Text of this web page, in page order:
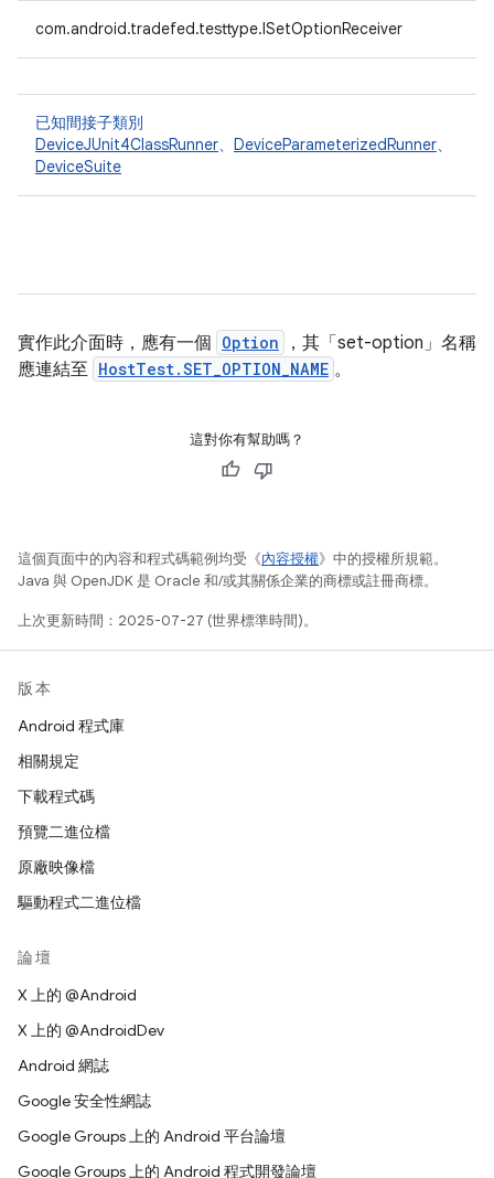
com.android.tradefed.testtype.ISetOptionReceiver
已知間接子類別
DeviceJUnit4ClassRunner、 DeviceParameterizedRunner、
DeviceSuite
實作此介面時，應有一個 Option
，其「set-option」名稱
應連結至 HostTest.SET_OPTION_NAME 。
這對你有幫助嗎？
這個頁面中的內容和程式碼範例均受《內容授權》中的授權所規範。
Java 與 OpenJDK 是 Oracle 和/或其關係企業的商標或註冊商標。
上次更新時間：2025-07-27 (世界標準時間)。
版本
Android 程式庫
相關規定
下載程式碼
預覽二進位檔
原廠映像檔
驅動程式二進位檔
論壇
X 上的 @Android
X 上的 @AndroidDev
Android 網誌
Google 安全性網誌
Google Groups 上的 Android 平台論壇
Google Groups 上的 Android 程式開發論壇